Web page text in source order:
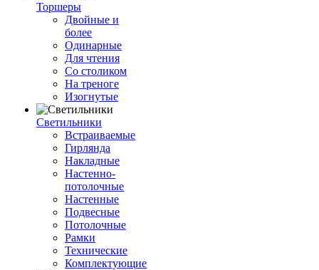
Торшеры
Двойные и
более
Одинарные
Для чтения
Со столиком
На треноге
Изогнутые
Светильники
Встраиваемые
Гирлянда
Накладные
Настенно-
потолочные
Настенные
Подвесные
Потолочные
Рамки
Технические
Комплектующие